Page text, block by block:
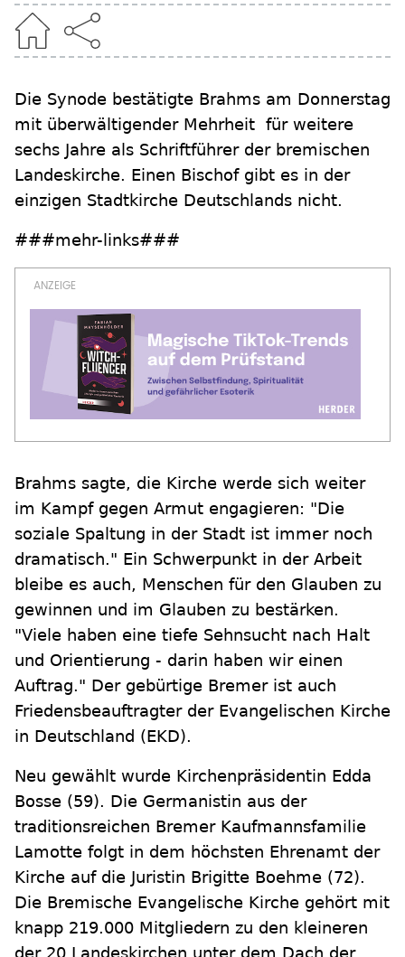
Die Synode bestätigte Brahms am Donnerstag
mit überwältigender Mehrheit für weitere
sechs Jahre als Schriftführer der bremischen
Landeskirche. Einen Bischof gibt es in der
einzigen Stadtkirche Deutschlands nicht.
###mehr-links###
Brahms sagte, die Kirche werde sich weiter
im Kampf gegen Armut engagieren: "Die
soziale Spaltung in der Stadt ist immer noch
dramatisch." Ein Schwerpunkt in der Arbeit
bleibe es auch, Menschen für den Glauben zu
gewinnen und im Glauben zu bestärken.
"Viele haben eine tiefe Sehnsucht nach Halt
und Orientierung - darin haben wir einen
Auftrag." Der gebürtige Bremer ist auch
Friedensbeauftragter der Evangelischen Kirche
in Deutschland (EKD).
Neu gewählt wurde Kirchenpräsidentin Edda
Bosse (59). Die Germanistin aus der
traditionsreichen Bremer Kaufmannsfamilie
Lamotte folgt in dem höchsten Ehrenamt der
Kirche auf die Juristin Brigitte Boehme (72).
Die Bremische Evangelische Kirche gehört mit
knapp 219.000 Mitgliedern zu den kleineren
der 20 Landeskirchen unter dem Dach der